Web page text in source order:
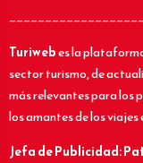
Turiwebes la
sector turismo, de
más relevantes para los
los amantes de los viajes
Jefa de Publicidad: